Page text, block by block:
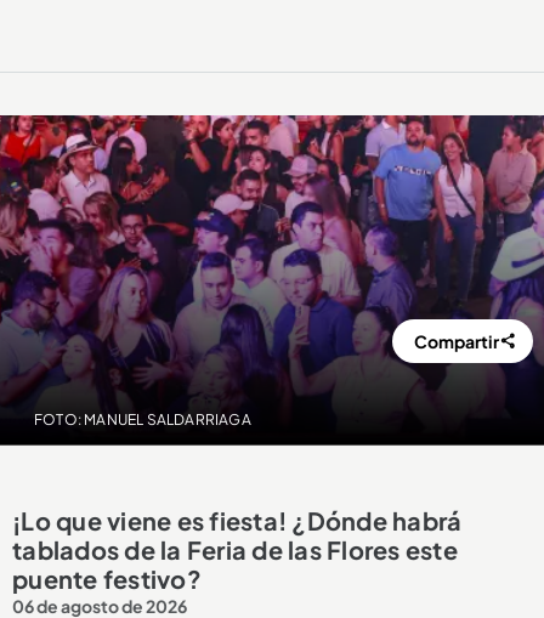
FOTO: MANUEL SALDARRIAGA
Compartir
¡Lo que viene es fiesta! ¿Dónde habrá
tablados de la Feria de las Flores este
puente festivo?
06 de agosto de 2026